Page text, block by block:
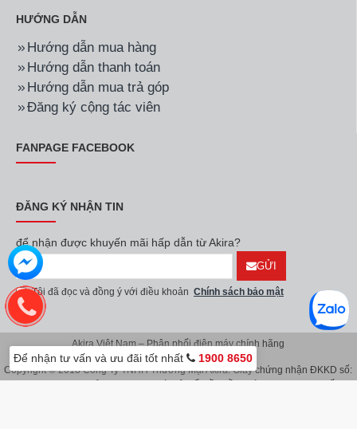
HƯỚNG DẪN
Hướng dẫn mua hàng
Hướng dẫn thanh toán
Hướng dẫn mua trả góp
Đăng ký cộng tác viên
FANPAGE FACEBOOK
ĐĂNG KÝ NHẬN TIN
để nhận được khuyến mãi hấp dẫn từ Akira?
GỬI
Tôi đã đọc và đồng ý với điều khoản Chính sách bảo mật
Akira Việt Nam – Phân phối điện máy chính hãng
Copyright © 2018 Công Ty TNHH Thương Mại Akira. Giấy chứng nhận ĐKKD số:
Để nhận tư vấn và ưu đãi tốt nhất 1900 8650